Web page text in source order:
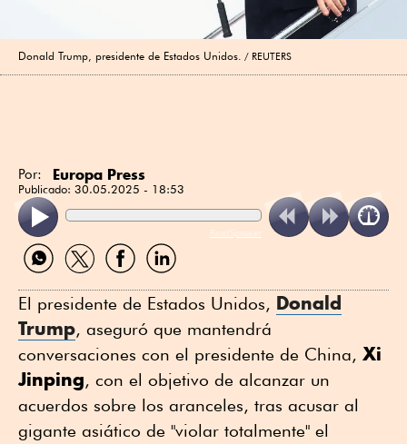
Donald Trump, presidente de Estados Unidos. REUTERS
Por: Europa Press
Publicado: 30.05.2025 - 18:53
ReadSpeaker
Compartir
por
Compartir
por
Compartir
por
Compartir
por
El presidente de Estados Unidos, Donald
Trump, aseguró que mantendrá
conversaciones con el presidente de China, Xi
Jinping, con el objetivo de alcanzar un
acuerdos sobre los aranceles, tras acusar al
gigante asiático de "violar totalmente" el